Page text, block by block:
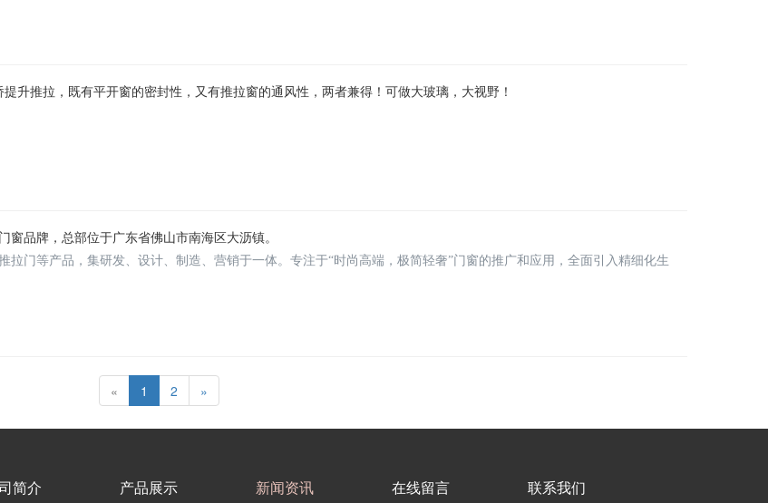
升推拉，既有平开窗的密封性，又有推拉窗的通风性，两者兼得！可做大玻璃，大视野！
品牌，总部位于广东省佛山市南海区大沥镇。
拉门等产品，集研发、设计、制造、营销于一体。专注于“时尚高端，极简轻奢”门窗的推广和应用，全面引入精细化生
« 1 2 »
简介 产品展示 新闻资讯 在线留言 联系我们